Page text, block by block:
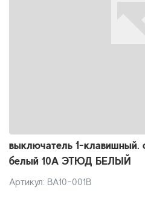
выключатель 1-клавишный.
белый 10А ЭТЮД БЕЛЫЙ
Артикул: BA10-001B